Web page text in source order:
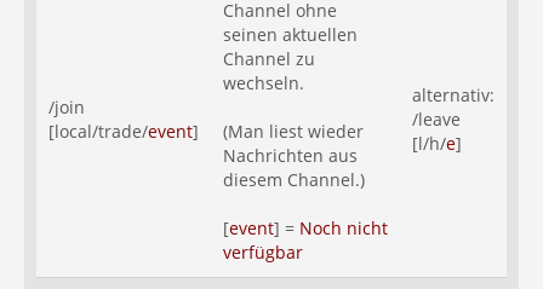
/join
[local/trade/event]
Channel ohne
seinen aktuellen
Channel zu
wechseln.
(Man liest wieder
Nachrichten aus
diesem Channel.)
[event] = Noch nicht
verfügbar
alternativ:
/leave
[l/h/e]